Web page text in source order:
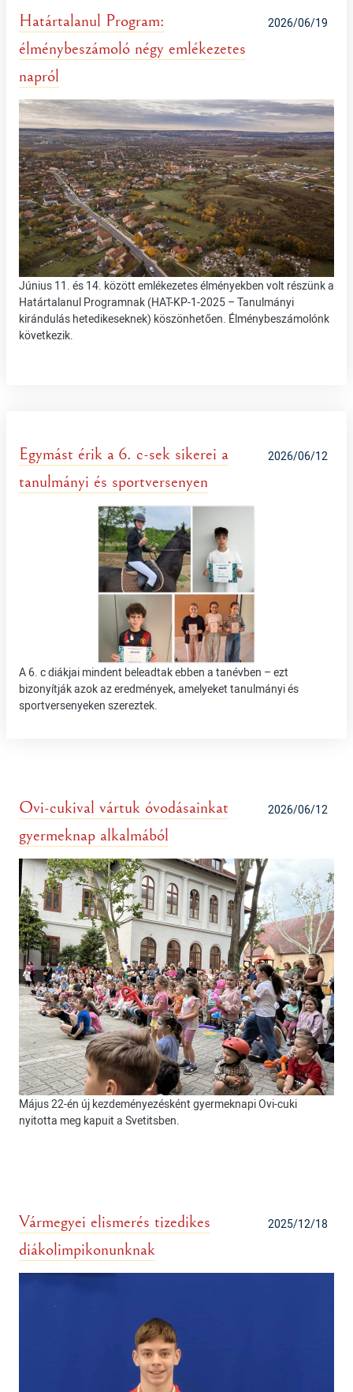
2026/06/19
Határtalanul Program:
élménybeszámoló négy emlékezetes
napról
Június 11. és 14. között emlékezetes élményekben volt részünk a
Határtalanul Programnak (HAT-KP-1-2025 – Tanulmányi
kirándulás hetedikeseknek) köszönhetően. Élménybeszámolónk
következik.
2026/06/12
Egymást érik a 6. c-sek sikerei a
tanulmányi és sportversenyen
A 6. c diákjai mindent beleadtak ebben a tanévben – ezt
bizonyítják azok az eredmények, amelyeket tanulmányi és
sportversenyeken szereztek.
2026/06/12
Ovi-cukival vártuk óvodásainkat
gyermeknap alkalmából
Május 22-én új kezdeményezésként gyermeknapi Ovi-cuki
nyitotta meg kapuit a Svetitsben.
2025/12/18
Vármegyei elismerés tizedikes
diákolimpikonunknak